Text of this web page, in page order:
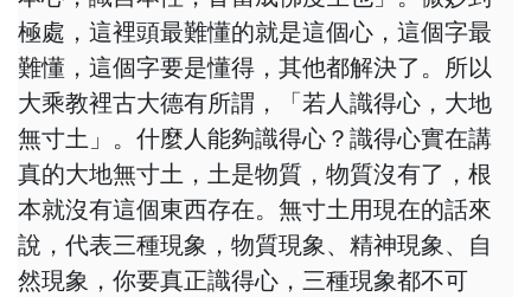
極處，這裡頭最難懂的就是這個心，這個字最
難懂，這個字要是懂得，其他都解決了。所以
大乘教裡古大德有所謂，「若人識得心，大地
無寸土」。什麼人能夠識得心？識得心實在講
真的大地無寸土，土是物質，物質沒有了，根
本就沒有這個東西存在。無寸土用現在的話來
說，代表三種現象，物質現象、精神現象、自
然現象，你要真正識得心，三種現象都不可